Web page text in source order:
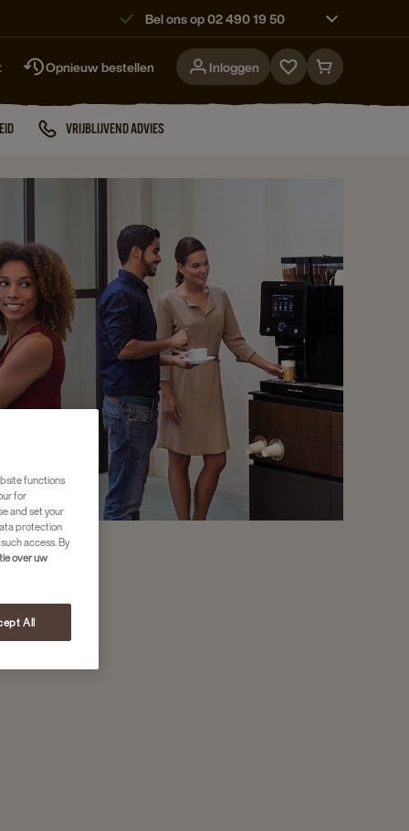
Bel ons op 02 490 19 50
Opnieuw bestellen Inloggen
Go
to
Go
to
VRIJBLIJVEND ADVIES
functions
for
and set your
protection
access. By
over uw
All